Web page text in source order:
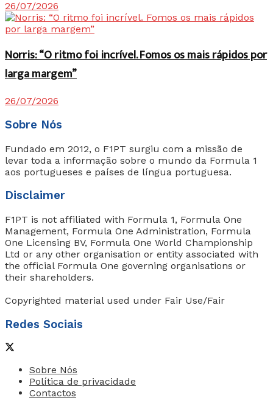
26/07/2026
Norris: “O ritmo foi incrível. Fomos os mais rápidos por
larga margem”
26/07/2026
Sobre Nós
Fundado em 2012, o F1PT surgiu com a missão de
levar toda a informação sobre o mundo da Formula 1
aos portugueses e países de língua portuguesa.
Disclaimer
F1PT is not affiliated with Formula 1, Formula One
Management, Formula One Administration, Formula
One Licensing BV, Formula One World Championship
Ltd or any other organisation or entity associated with
the official Formula One governing organisations or
their shareholders.
Copyrighted material used under Fair Use/Fair
Redes Sociais
Sobre Nós
Política de privacidade
Contactos